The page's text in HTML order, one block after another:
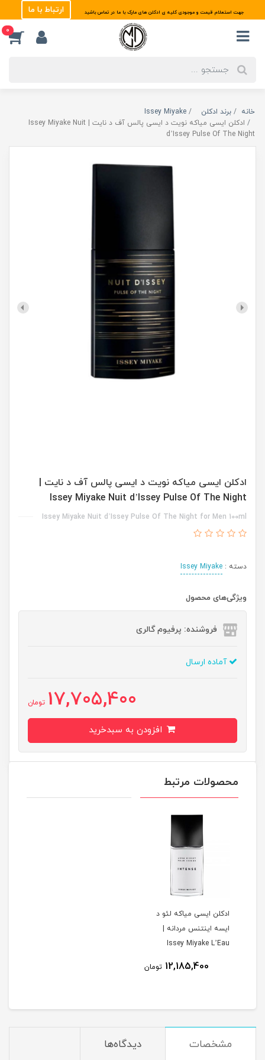
جهت استعلام قیمت و موجودی کلیه ی ادکلن های مارک با ما در تماس باشید ارتباط با ما
0
خانه برند ادکلن
Issey Miyake
ادکلن ایسی میاکه نویت د ایسی پالس آف د نایت | Issey Miyake Nuit
d’Issey Pulse Of The Night
ادکلن ایسی میاکه نویت د ایسی پالس آف د نایت |
Issey Miyake Nuit d’Issey Pulse Of The Night
Issey Miyake Nuit d’Issey Pulse Of The Night for Men 100ml
دسته : Issey Miyake
ویژگی‌های محصول
فروشنده: پرفیوم گالری
آماده ارسال
17,705,400 تومان
محصولات مرتبط
ادکلن ایسی میاکه لئو د
ایسه اینتنس مردانه |
Issey Miyake L’Eau
12,185,400 تومان
مشخصات دیدگاه‌ها